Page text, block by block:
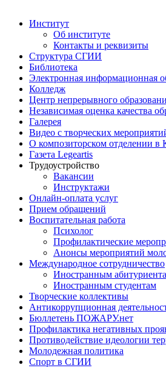
Институт
Об институте
Контакты и реквизиты
Структура СГИИ
Библиотека
Электронная информационная
Колледж
Центр непрерывного
Независимая оценка качества
Галерея
Видео с творческих
О композиторском отделении в
Газета Legeartis
Трудоустройство
Вакансии
Инструктажи
Онлайн-оплата услуг
Прием обращений
Воспитательная работа
Психолог
Профилактические
Анонсы мероприятий
Международное сотрудничество
Иностранным
Иностранным студентам
Творческие коллективы
Антикоррупционная
Бюллетень ПОЖАРУ.нет
Профилактика негативных
Противодействие идеологии
Молодежная политика
Спорт в СГИИ